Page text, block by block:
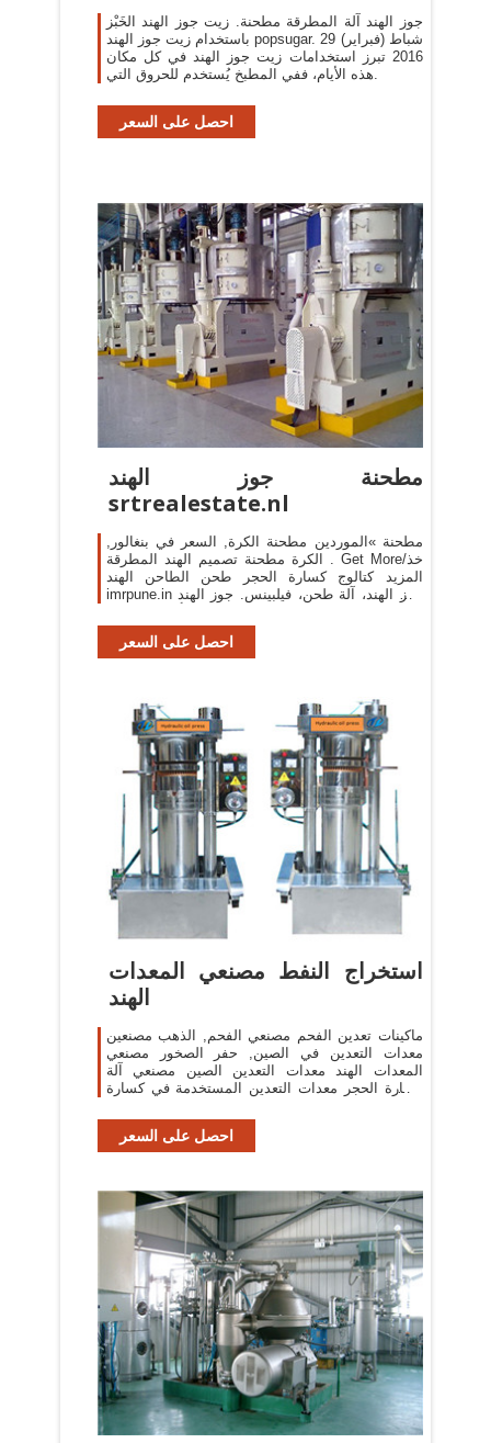
جوز الهند آلة المطرقة مطحنة. زيت جوز الهند الخَبْز
باستخدام زيت جوز الهند popsugar. 29 شباط (فبراير)
2016 تبرز استخدامات زيت جوز الهند في كل مكان
هذه الأيام، ففي المطبخ يُستخدم للحروق التي.
احصل على السعر
مطحنة جوز الهند
srtrealestate.nl
مطحنة »الموردين مطحنة الكرة, السعر في بنغالور,
الكرة مطحنة تصميم الهند المطرقة . Get More/خذ
المزيد كتالوج كسارة الحجر طحن الطاحن الهند
imrpune.in جوز الهند، آلة طحن، فيلبينس. جوز الهند
احصل على السعر
استخراج النفط مصنعي المعدات
الهند
ماكينات تعدين الفحم مصنعي الفحم, الذهب مصنعين
معدات التعدين في الصين, حفر الصخور مصنعي
المعدات الهند معدات التعدين الصين مصنعي آلة
كسارة الحجر معدات التعدين المستخدمة في كسارة
احصل على السعر